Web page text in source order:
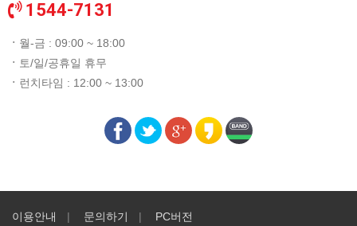
1544-7131
ㆍ 월-금 : 09:00 ~ 18:00
ㆍ 토/일/공휴일 휴무
ㆍ 런치타임 : 12:00 ~ 13:00
이용안내 문의하기 PC버전